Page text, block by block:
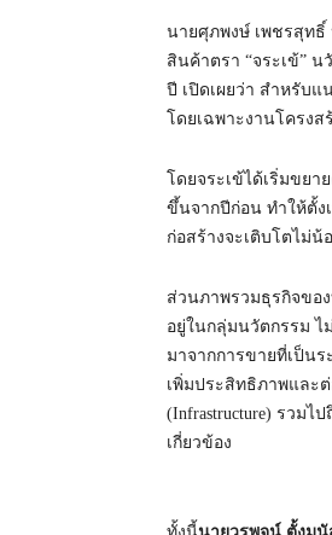
นายศุภพงษ์ เพชรสุทธิ์
สินค้าตรา “จระเข้”
ปี เปิดเผยว่า สำหรับ
โดยเฉพาะงานโครง
โดยจระเข้ได้เริ่มขย
ขึ้นจากปีก่อน ทำให้ตั้ง
ก่อสร้างจะเติบโตไม่
ส่วนภาพรวมธุรกิจขอ
อยู่ในกลุ่มนวัตกรรม
มาจากการขายที่เป็น
เพิ่มประสิทธิภาพและ
(Infrastructure) รวม
เกี่ยวข้อง